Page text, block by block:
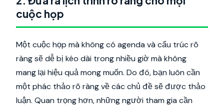
cuộc họp
Một cuộc họp mà không có agenda và cấu trúc rõ
ràng sẽ dễ bị kéo dài trong nhiều giờ mà không
mang lại hiệu quả mong muốn. Do đó, bạn luôn cần
một phác thảo rõ ràng về các chủ đề sẽ được thảo
luận. Quan trọng hơn, những người tham gia cần